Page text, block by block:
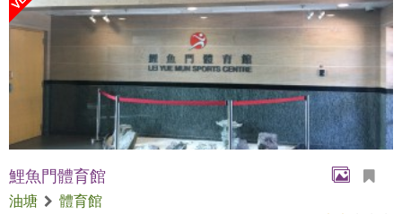
鯉魚門體育館
油塘
體育館